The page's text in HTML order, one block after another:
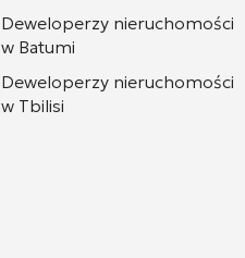
Deweloperzy nieruchomości
w Batumi
Deweloperzy nieruchomości
w Tbilisi